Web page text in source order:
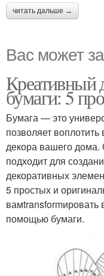
читать дальше →
Вас может
Креативный
бумаги: 5
Бумага — это
позволяет
декора вашего дома.
подходит для
декоративных
5 простых и
вамtransformировать
помощью бумаги.